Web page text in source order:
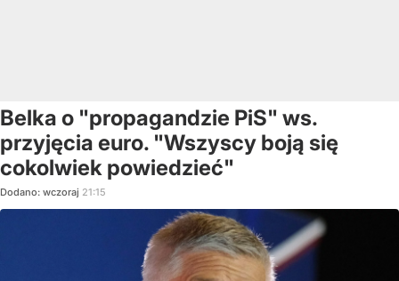
Belka o "propagandzie PiS" ws.
przyjęcia euro. "Wszyscy boją się
cokolwiek powiedzieć"
Dodano: wczoraj 21:15